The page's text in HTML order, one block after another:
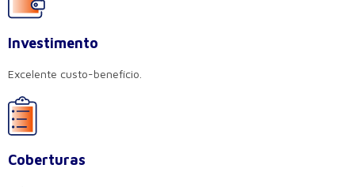
Investimento
Excelente custo-benefício.
Coberturas